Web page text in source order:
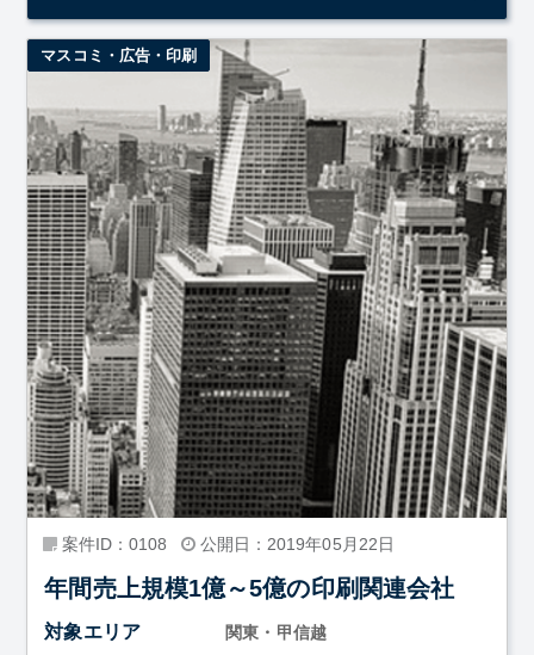
マスコミ・広告・印刷
案件ID：0108 公開日：2019年05月22日
年間売上規模1億～5億の印刷関連会社
対象エリア 関東・甲信越